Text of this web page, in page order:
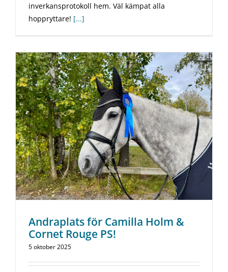
inverkansprotokoll hem. Väl kämpat alla
hoppryttare! [...]
Andraplats för Camilla Holm &
Cornet Rouge PS!
5 oktober 2025